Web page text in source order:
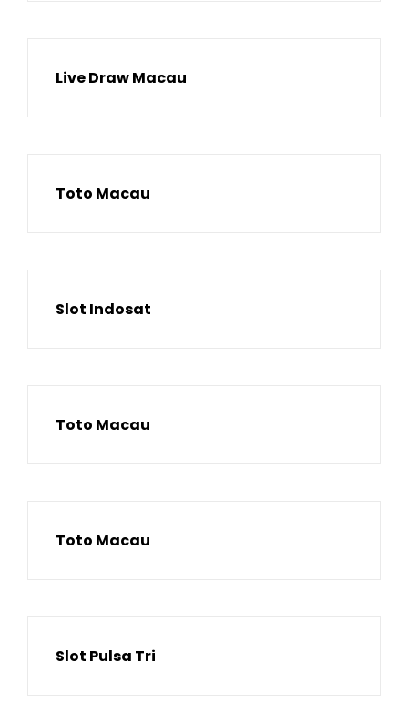
Live Draw Macau
Toto Macau
Slot Indosat
Toto Macau
Toto Macau
Slot Pulsa Tri